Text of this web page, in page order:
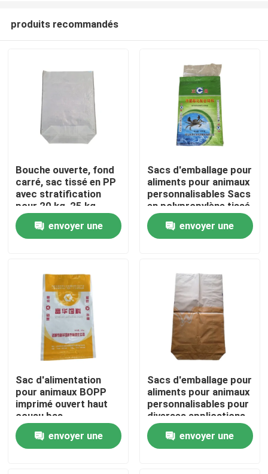
Maison
Produits
Au sujet de nous
Visite d'usine
Contrôle de qualité
Contactez-nous
Nouvelles
Demandez une citation
Sacs de empaquetage de ciment
produits recommandés
Bouche ouverte, fond
carré, sac tissé en PP
avec stratification
pour 20 kg, 25 kg,
emballage d'aliments
pour animaux
envoyer une
Sacs d'emballage pour
aliments pour animaux
personnalisables Sacs
en polypropylène tissé
imprimé sur mesure à
vendre envoyer une
Sac d'alimentation
pour animaux BOPP
imprimé ouvert haut
cousu bas
imperméable à l'eau
sac tissé en PP pour
l'alimentation du bétail
envoyer une
Sacs d'emballage pour
aliments pour animaux
personnalisables pour
diverses applications
envoyer une